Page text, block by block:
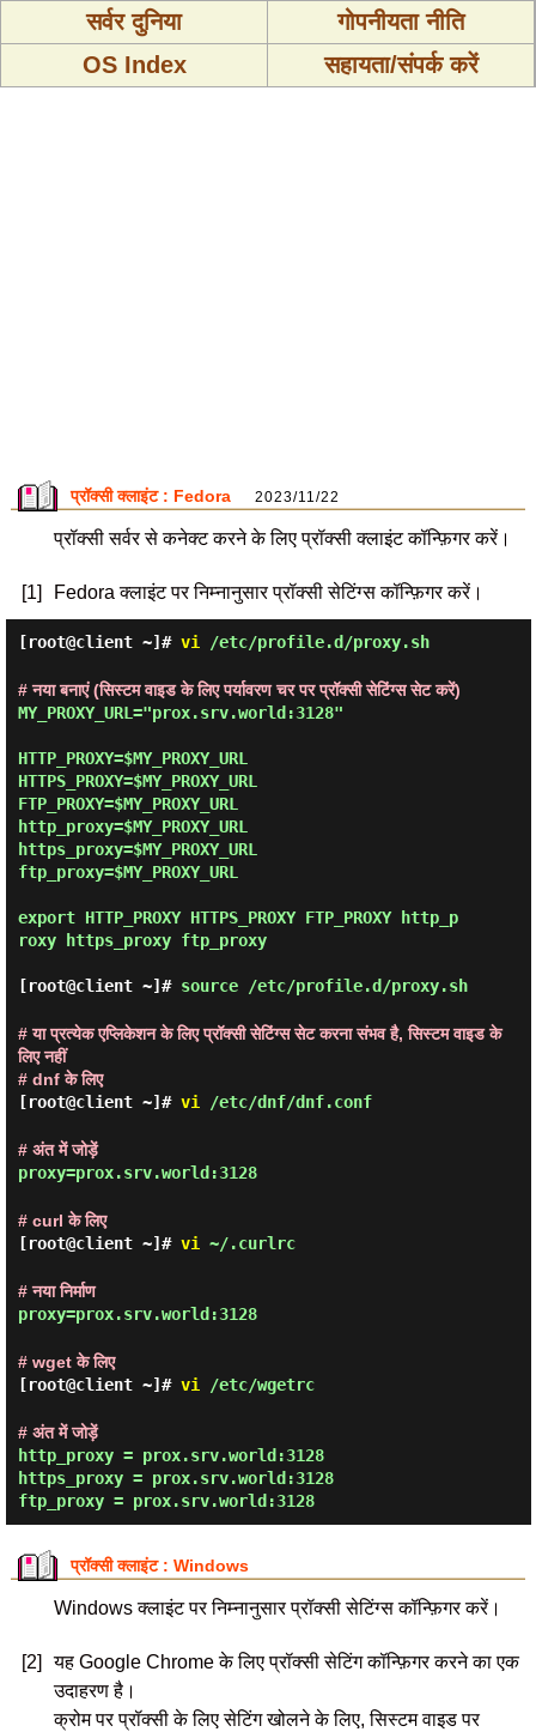
सर्वर दुनिया
गोपनीयता नीति
OS Index
सहायता/संपर्क करें
प्रॉक्सी क्लाइंट : Fedora 2023/11/22
प्रॉक्सी सर्वर से कनेक्ट करने के लिए प्रॉक्सी क्लाइंट कॉन्फ़िगर करें।
[1] Fedora क्लाइंट पर निम्नानुसार प्रॉक्सी सेटिंग्स कॉन्फ़िगर करें।
[root@client ~]# vi /etc/profile.d/proxy.sh
# नया बनाएं (सिस्टम वाइड के लिए पर्यावरण चर पर प्रॉक्सी सेटिंग्स सेट करें)
MY_PROXY_URL="prox.srv.world:3128"
HTTP_PROXY=$MY_PROXY_URL
HTTPS_PROXY=$MY_PROXY_URL
FTP_PROXY=$MY_PROXY_URL
http_proxy=$MY_PROXY_URL
https_proxy=$MY_PROXY_URL
ftp_proxy=$MY_PROXY_URL
export HTTP_PROXY HTTPS_PROXY FTP_PROXY http_p
roxy https_proxy ftp_proxy
[root@client ~]# source /etc/profile.d/proxy.sh
# या प्रत्येक एप्लिकेशन के लिए प्रॉक्सी सेटिंग्स सेट करना संभव है, सिस्टम वाइड के
लिए नहीं
# dnf के लिए
[root@client ~]# vi /etc/dnf/dnf.conf
# अंत में जोड़ें
proxy=prox.srv.world:3128
# curl के लिए
[root@client ~]# vi ~/.curlrc
# नया निर्माण
proxy=prox.srv.world:3128
# wget के लिए
[root@client ~]# vi /etc/wgetrc
# अंत में जोड़ें
http_proxy = prox.srv.world:3128
https_proxy = prox.srv.world:3128
ftp_proxy = prox.srv.world:3128
प्रॉक्सी क्लाइंट : Windows
Windows क्लाइंट पर निम्नानुसार प्रॉक्सी सेटिंग्स कॉन्फ़िगर करें।
[2]
यह Google Chrome के लिए प्रॉक्सी सेटिंग कॉन्फ़िगर करने का एक
उदाहरण है।
क्रोम पर प्रॉक्सी के लिए सेटिंग खोलने के लिए, सिस्टम वाइड पर